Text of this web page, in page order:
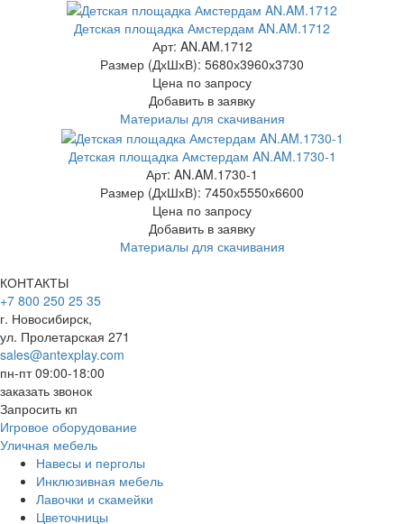
Детская площадка Амстердам AN.AM.1712
Арт: AN.AM.1712
Размер (ДхШхВ): 5680х3960х3730
Цена по запросу
Добавить в заявку
Материалы для скачивания
Детская площадка Амстердам AN.AM.1730-1
Арт: AN.AM.1730-1
Размер (ДхШхВ): 7450х5550х6600
Цена по запросу
Добавить в заявку
Материалы для скачивания
КОНТАКТЫ
+7 800 250 25 35
г. Новосибирск,
ул. Пролетарская 271
sales@antexplay.com
пн-пт 09:00-18:00
заказать звонок
Запросить кп
Игровое оборудование
Уличная мебель
Навесы и перголы
Инклюзивная мебель
Лавочки и скамейки
Цветочницы